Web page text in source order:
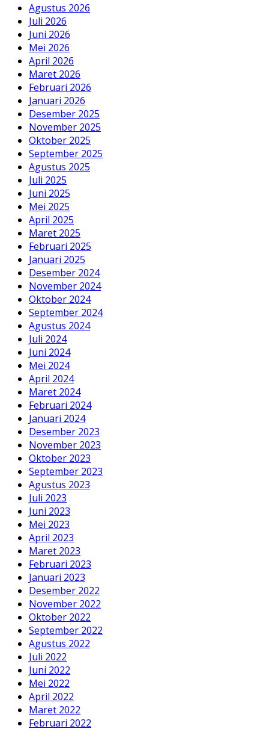
Agustus 2026
Juli 2026
Juni 2026
Mei 2026
April 2026
Maret 2026
Februari 2026
Januari 2026
Desember 2025
November 2025
Oktober 2025
September 2025
Agustus 2025
Juli 2025
Juni 2025
Mei 2025
April 2025
Maret 2025
Februari 2025
Januari 2025
Desember 2024
November 2024
Oktober 2024
September 2024
Agustus 2024
Juli 2024
Juni 2024
Mei 2024
April 2024
Maret 2024
Februari 2024
Januari 2024
Desember 2023
November 2023
Oktober 2023
September 2023
Agustus 2023
Juli 2023
Juni 2023
Mei 2023
April 2023
Maret 2023
Februari 2023
Januari 2023
Desember 2022
November 2022
Oktober 2022
September 2022
Agustus 2022
Juli 2022
Juni 2022
Mei 2022
April 2022
Maret 2022
Februari 2022